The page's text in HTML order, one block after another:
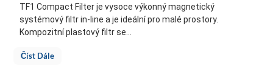
TF1 Compact Filter je vysoce výkonný magnetický
systémový filtr in-line a je ideální pro malé prostory.
Kompozitní plastový filtr se...
Číst Dále